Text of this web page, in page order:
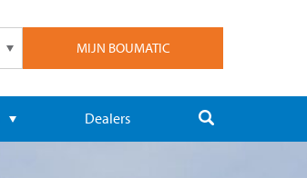
MIJN BOUMATIC
Dealers